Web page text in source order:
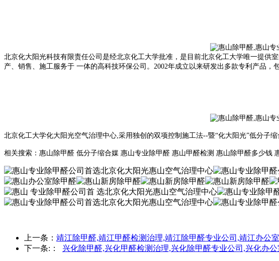
北京化大阳光科技有限责任公司是经北京化工大学批准，是目前北京化工大学唯一提供
产、销售、施工服务于 一体的高科技环保公司。2002年成立以来研发出多款专利产品，
北京化工大学化大阳光空气治理中心,采用独创的双项控制施工法--暨“化大阳光”低分子
相关搜索：惠山除甲醛 低分子缩合媒 惠山专业除甲醛 惠山甲醛检测 惠山除甲醛多少钱
上一条： 靖江除甲醛,靖江甲醛检测治理,靖江除甲醛专业公司,靖江办公
下一条: ： 兴化除甲醛,兴化甲醛检测治理,兴化除甲醛专业公司,兴化办